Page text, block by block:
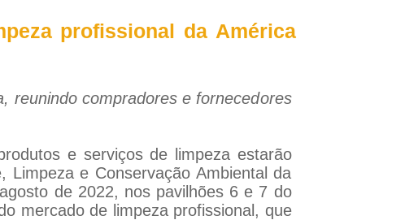
profissional da América
reunindo compradores e fornecedores
e serviços de limpeza estarão
Limpeza e Conservação Ambiental da
de 2022, nos pavilhões 6 e 7 do
mercado de limpeza profissional, que